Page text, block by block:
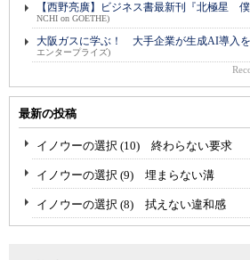
【西野亮廣】ビジネス書最新刊『北極星
NCHI on GOETHE)
大阪ガスに学ぶ！ 大手企業が生成AI導入
エンタープライズ)
最新の投稿
イノウーの選択 (10) 終わらない要求
イノウーの選択 (9) 埋まらない溝
イノウーの選択 (8) 拭えない違和感